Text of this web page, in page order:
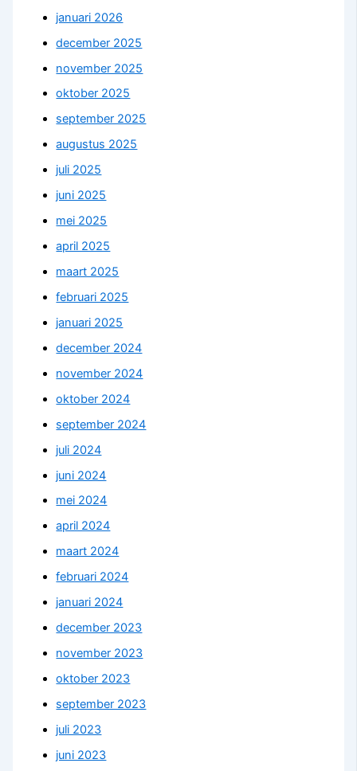
januari 2026
december 2025
november 2025
oktober 2025
september 2025
augustus 2025
juli 2025
juni 2025
mei 2025
april 2025
maart 2025
februari 2025
januari 2025
december 2024
november 2024
oktober 2024
september 2024
juli 2024
juni 2024
mei 2024
april 2024
maart 2024
februari 2024
januari 2024
december 2023
november 2023
oktober 2023
september 2023
juli 2023
juni 2023